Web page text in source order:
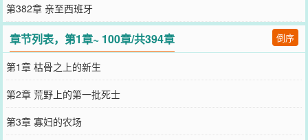
第382章 亲至西班牙
章节列表，第1章~ 100章/共394章 倒序
第1章 枯骨之上的新生
第2章 荒野上的第一批死士
第3章 寡妇的农场